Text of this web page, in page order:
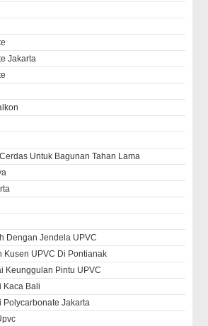
Jakarta
Untuk Bagunan Tahan Lama
Dengan Jendela UPVC
Kusen UPVC Di Pontianak
Keunggulan Pintu UPVC
Kaca Bali
Polycarbonate Jakarta